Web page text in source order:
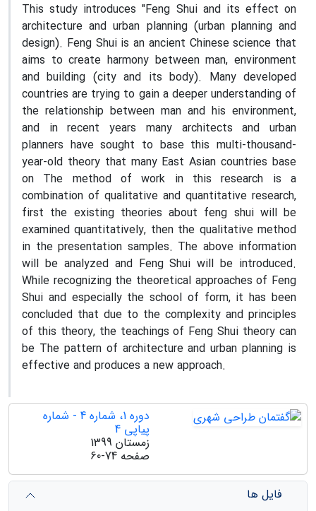
This study introduces "Feng Shui and its effect on
architecture and urban planning (urban planning and
design). Feng Shui is an ancient Chinese science that
aims to create harmony between man, environment
and building (city and its body). Many developed
countries are trying to gain a deeper understanding of
the relationship between man and his environment,
and in recent years many architects and urban
planners have sought to base this multi-thousand-
year-old theory that many East Asian countries base
on The method of work in this research is a
combination of qualitative and quantitative research,
first the existing theories about feng shui will be
examined quantitatively, then the qualitative method
in the presentation samples. The above information
will be analyzed and Feng Shui will be introduced.
While recognizing the theoretical approaches of Feng
Shui and especially the school of form, it has been
concluded that due to the complexity and principles
of this theory, the teachings of Feng Shui theory can
be The pattern of architecture and urban planning is
effective and produces a new approach.
دوره 1، شماره 4 - شماره
پیاپی 4
زمستان 1399
صفحه 60-74
فایل ها